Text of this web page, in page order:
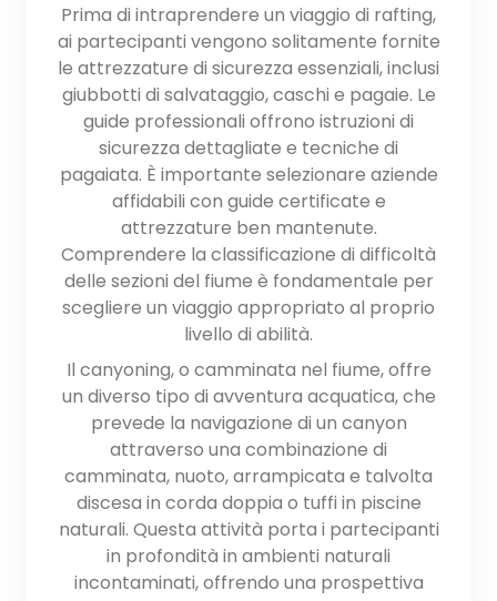
Prima di intraprendere un viaggio di rafting,
ai partecipanti vengono solitamente fornite
le attrezzature di sicurezza essenziali, inclusi
giubbotti di salvataggio, caschi e pagaie. Le
guide professionali offrono istruzioni di
sicurezza dettagliate e tecniche di
pagaiata. È importante selezionare aziende
affidabili con guide certificate e
attrezzature ben mantenute.
Comprendere la classificazione di difficoltà
delle sezioni del fiume è fondamentale per
scegliere un viaggio appropriato al proprio
livello di abilità.
Il canyoning, o camminata nel fiume, offre
un diverso tipo di avventura acquatica, che
prevede la navigazione di un canyon
attraverso una combinazione di
camminata, nuoto, arrampicata e talvolta
discesa in corda doppia o tuffi in piscine
naturali. Questa attività porta i partecipanti
in profondità in ambienti naturali
incontaminati, offrendo una prospettiva